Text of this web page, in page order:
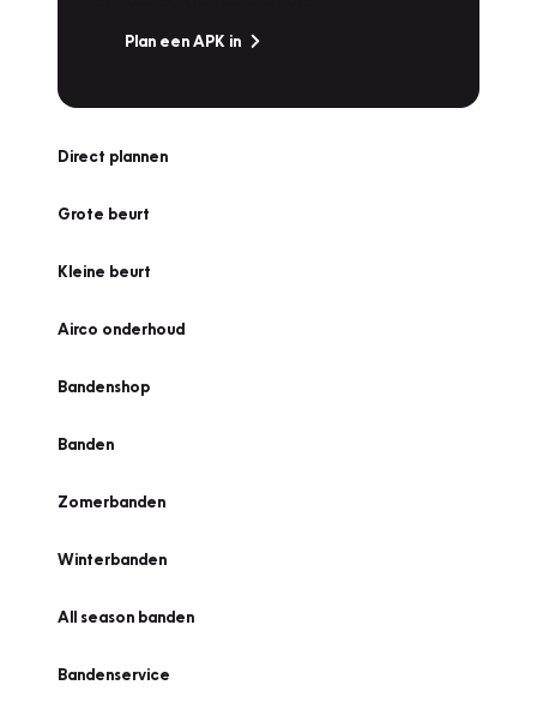
Plan een APK in
Direct plannen
Grote beurt
Kleine beurt
Airco onderhoud
Bandenshop
Banden
Zomerbanden
Winterbanden
All season banden
Bandenservice